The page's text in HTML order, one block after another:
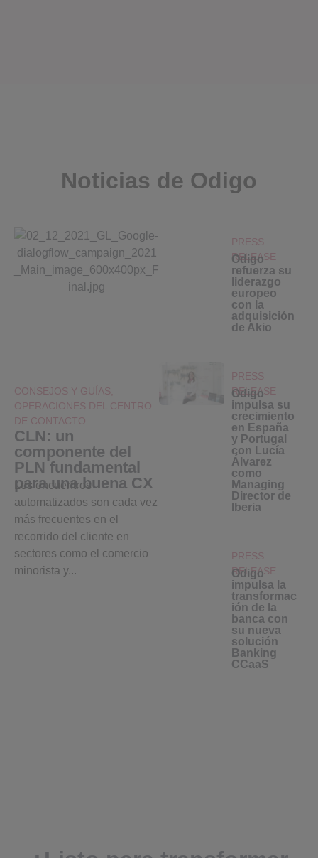
Noticias de Odigo
CONSEJOS Y GUÍAS
OPERACIONES DEL CENTRO
DE CONTACTO
CLN: un
componente del
PLN fundamental
para una buena CX
Los encuentros
automatizados son cada vez
más frecuentes en el
recorrido del cliente en
sectores como el comercio
minorista y...
PRESS
RELEASE
Odigo
refuerza su
liderazgo
europeo
con la
adquisición
de Akio
PRESS
RELEASE
Odigo
impulsa su
crecimiento
en España
y Portugal
con Lucía
Álvarez
como
Managing
Director de
Iberia
PRESS
RELEASE
Odigo
impulsa la
transformac
ión de la
banca con
su nueva
solución
Banking
CCaaS